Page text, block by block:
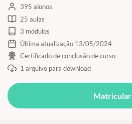
395 alunos
25 aulas
3 módulos
Última atualização 13/05/2024
Certificado de conclusão de curso
1 arquivo para download
Matricular